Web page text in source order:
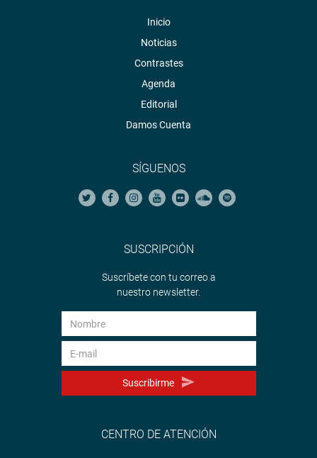
Inicio
Noticias
Contrastes
Agenda
Editorial
Damos Cuenta
SÍGUENOS
SUSCRIPCIÓN
Suscríbete con tu correo a
nuestro newsletter.
Suscribirme
CENTRO DE ATENCIÓN